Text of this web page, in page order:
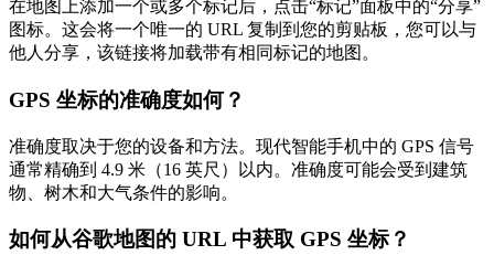
在地图上添加一个或多个标记后，点击“标记”面板中的“分享”
图标。这会将一个唯一的 URL 复制到您的剪贴板，您可以与
他人分享，该链接将加载带有相同标记的地图。
GPS 坐标的准确度如何？
准确度取决于您的设备和方法。现代智能手机中的 GPS 信号
通常精确到 4.9 米（16 英尺）以内。准确度可能会受到建筑
物、树木和大气条件的影响。
如何从谷歌地图的 URL 中获取 GPS 坐标？